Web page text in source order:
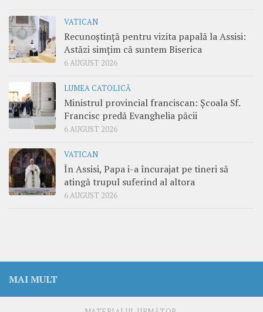
VATICAN
Recunoștință pentru vizita papală la Assisi:
Astăzi simțim că suntem Biserica
6 AUGUST 2026
LUMEA CATOLICĂ
Ministrul provincial franciscan: Școala Sf.
Francisc predă Evanghelia păcii
6 AUGUST 2026
VATICAN
În Assisi, Papa i-a încurajat pe tineri să
atingă trupul suferind al altora
6 AUGUST 2026
MAI MULT